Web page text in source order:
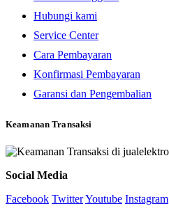
Hubungi kami
Service Center
Cara Pembayaran
Konfirmasi Pembayaran
Garansi dan Pengembalian
Keamanan Transaksi
Social Media
Facebook TwitterYoutube Instagram